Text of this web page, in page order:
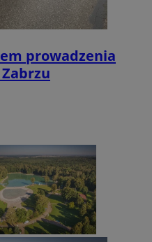
prowadzenia